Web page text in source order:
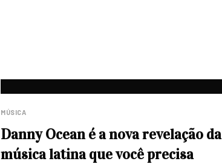
MÚSICA
Danny Ocean é a nova revelação da
música latina que você precisa